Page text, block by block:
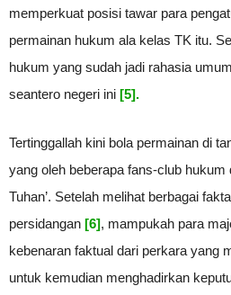
memperkuat posisi tawar para
permainan hukum ala kelas TK itu.
hukum yang sudah jadi rahasia
seantero negeri ini [5].
Tertinggallah kini bola permainan di
yang oleh beberapa fans-club hukum
Tuhan’. Setelah melihat berbagai
persidangan [6], mampukah para
kebenaran faktual dari perkara yang
untuk kemudian menghadirkan